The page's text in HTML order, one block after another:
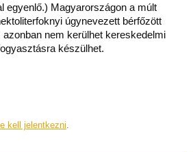
egyenlő.) Magyarországon a múlt
úgynevezett bérfőzött
nem kerülhet kereskedelmi
készülhet.
kell jelentkezni.